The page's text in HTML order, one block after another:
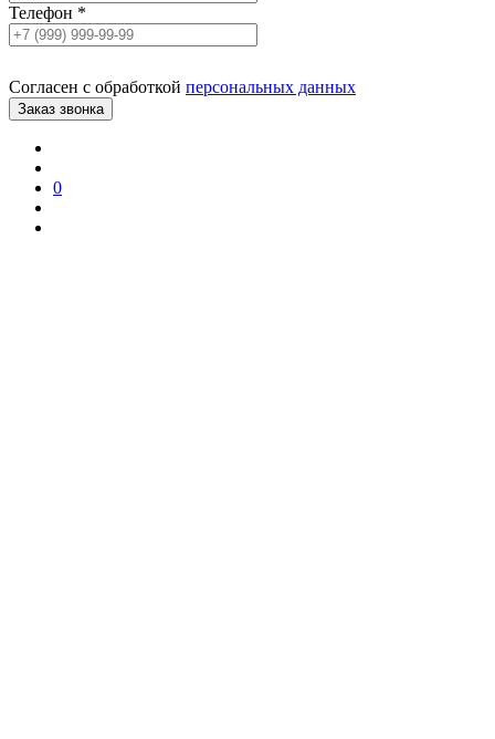
Телефон *
Согласен с обработкой персональных данных
0